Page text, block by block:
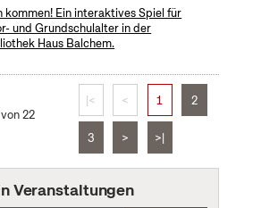
kommen! Ein interaktives Spiel für
und Grundschulalter in der
Haus Balchem.
22
|< < 1 2
3 > >|
Veranstaltungen